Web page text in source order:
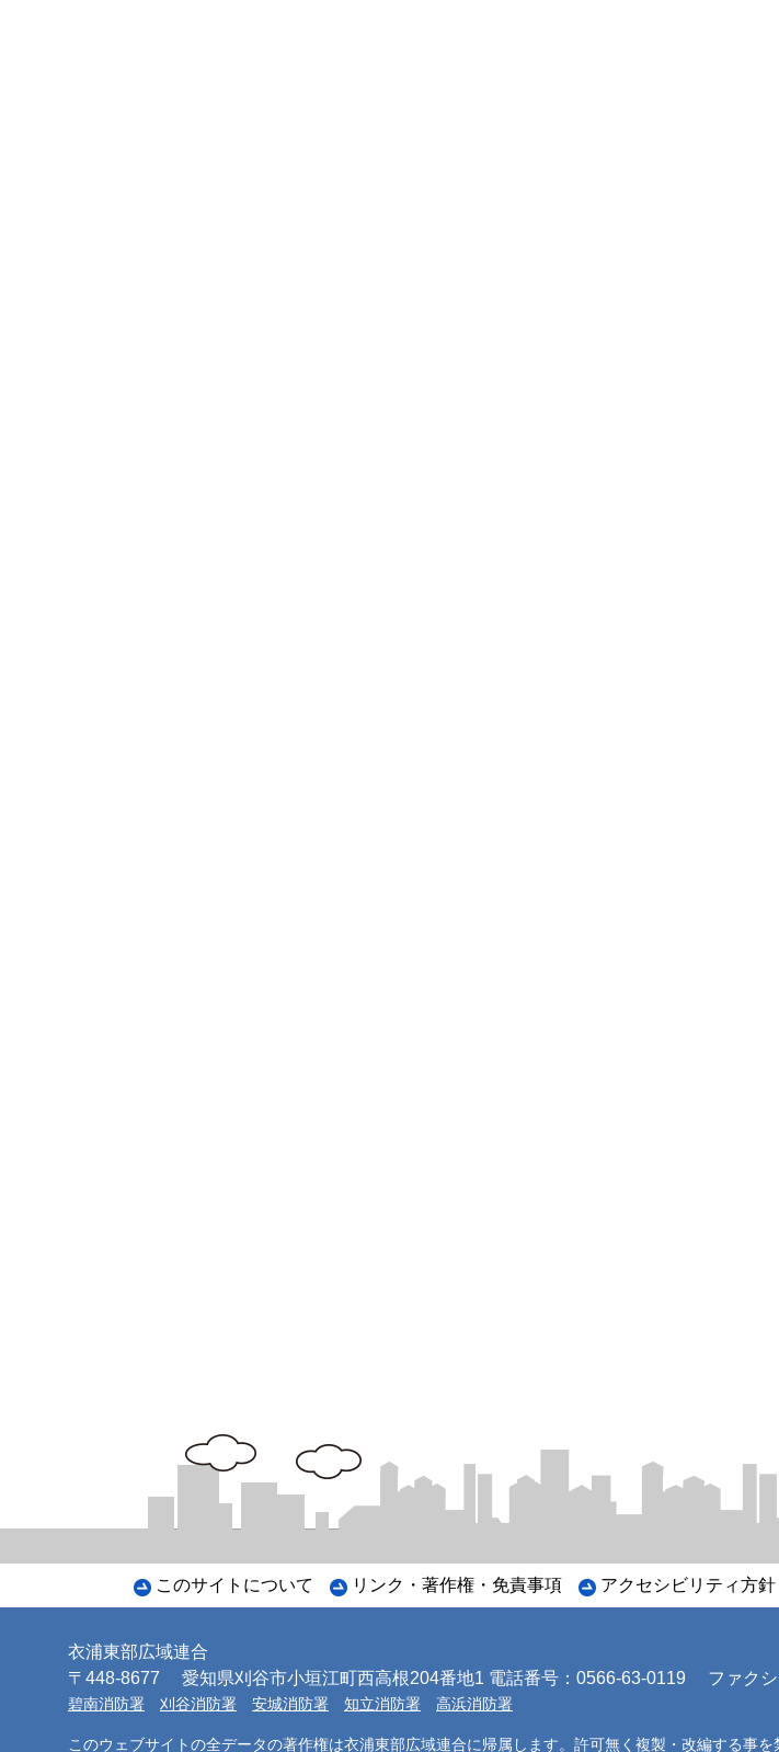
このサイトについて リンク・著作権・免責事項 アクセシビリティ方針
衣浦東部広域連合
〒448-8677
愛知県刈谷市小垣江町西高根204番地1 電話番号：0566-63-0119 ファク
碧南消防署 刈谷消防署 安城消防署 知立消防署 高浜消防署
このウェブサイトの全データの著作権は衣浦東部広域連合に帰属します。許可無く複製・改編する事を